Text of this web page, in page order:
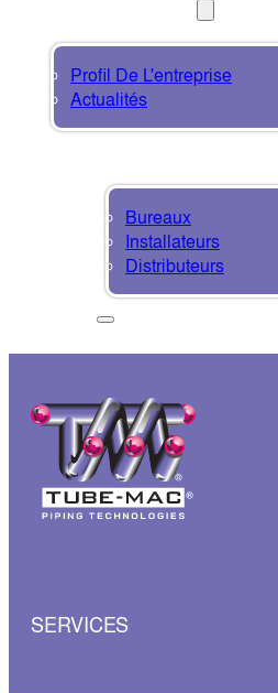
Profil De L'entreprise
Actualités
Bureaux
Installateurs
Distributeurs
SERVICES